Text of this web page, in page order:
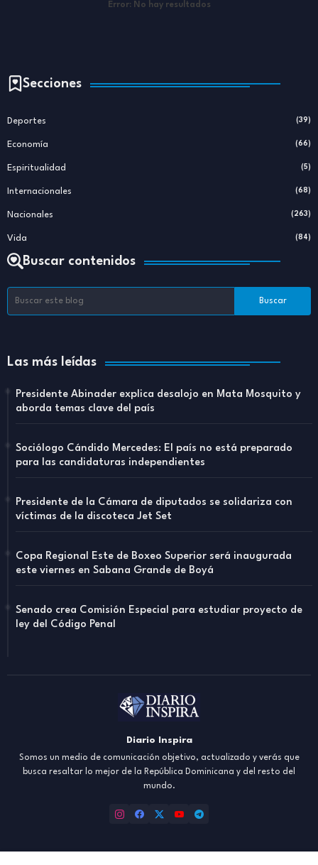
Error: No hay resultados
Secciones
Deportes (39)
Economía (66)
Espiritualidad (5)
Internacionales (68)
Nacionales (263)
Vida (84)
Buscar contenidos
Las más leídas
Presidente Abinader explica desalojo en Mata Mosquito y
aborda temas clave del país
Sociólogo Cándido Mercedes: El país no está preparado
para las candidaturas independientes
Presidente de la Cámara de diputados se solidariza con
víctimas de la discoteca Jet Set
Copa Regional Este de Boxeo Superior será inaugurada
este viernes en Sabana Grande de Boyá
Senado crea Comisión Especial para estudiar proyecto de
ley del Código Penal
Diario Inspira
Somos un medio de comunicación objetivo, actualizado y verás que
busca resaltar lo mejor de la República Dominicana y del resto del
mundo.